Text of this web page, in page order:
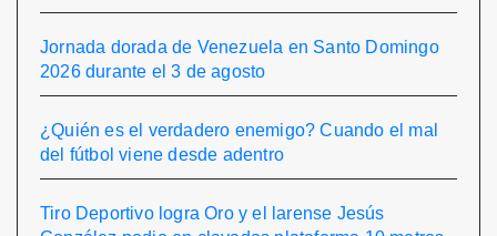
Jornada dorada de Venezuela en Santo Domingo
2026 durante el 3 de agosto
¿Quién es el verdadero enemigo? Cuando el mal
del fútbol viene desde adentro
Tiro Deportivo logra Oro y el larense Jesús